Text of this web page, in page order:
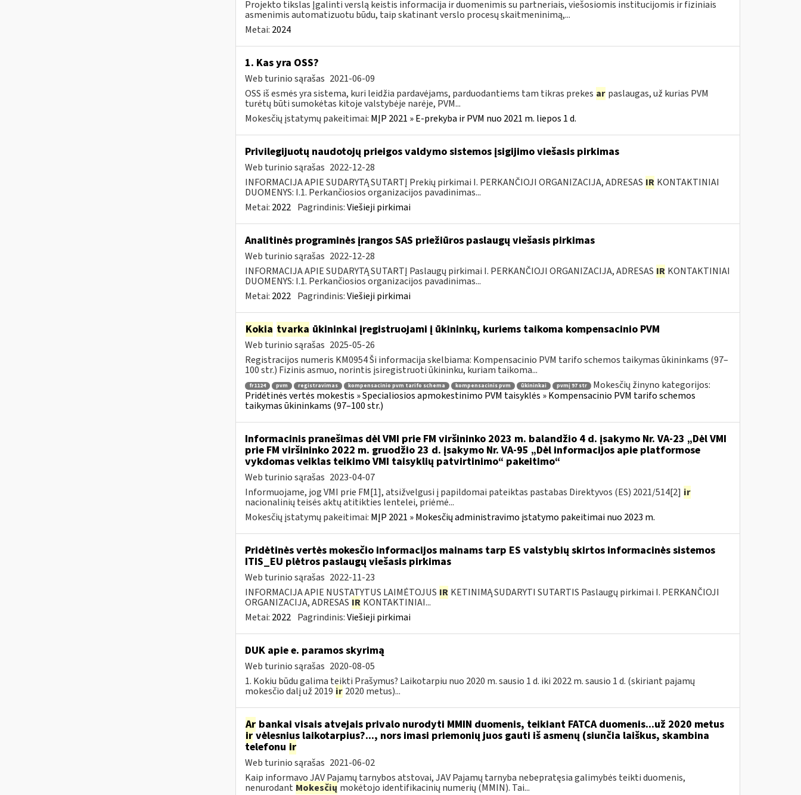
Projekto tikslas Įgalinti verslą keistis informacija ir duomenimis su partneriais, viešosiomis institucijomis ir fiziniais
asmenimis automatizuotu būdu, taip skatinant verslo procesų skaitmeninimą,...
Metai: 2024
1. Kas yra OSS?
Web turinio sąrašas 2021-06-09
OSS iš esmės yra sistema, kuri leidžia pardavėjams, parduodantiems tam tikras prekes ar paslaugas, už kurias PVM
turėtų būti sumokėtas kitoje valstybėje narėje, PVM...
Mokesčių įstatymų pakeitimai: MĮP 2021 » E-prekyba ir PVM nuo 2021 m. liepos 1 d.
Privilegijuotų naudotojų prieigos valdymo sistemos įsigijimo viešasis pirkimas
Web turinio sąrašas 2022-12-28
INFORMACIJA APIE SUDARYTĄ SUTARTĮ Prekių pirkimai I. PERKANČIOJI ORGANIZACIJA, ADRESAS IR KONTAKTINIAI
DUOMENYS: I.1. Perkančiosios organizacijos pavadinimas...
Metai: 2022 Pagrindinis:Viešieji pirkimai
Analitinės programinės įrangos SAS priežiūros paslaugų viešasis pirkimas
Web turinio sąrašas 2022-12-28
INFORMACIJA APIE SUDARYTĄ SUTARTĮ Paslaugų pirkimai I. PERKANČIOJI ORGANIZACIJA, ADRESAS IR KONTAKTINIAI
DUOMENYS: I.1. Perkančiosios organizacijos pavadinimas...
Metai: 2022 Pagrindinis:Viešieji pirkimai
Kokia tvarka ūkininkai įregistruojami į ūkininkų, kuriems taikoma kompensacinio PVM
Web turinio sąrašas 2025-05-26
Registracijos numeris KM0954 Ši informacija skelbiama: Kompensacinio PVM tarifo schemos taikymas ūkininkams (97–
100 str.) Fizinis asmuo, norintis įsiregistruoti ūkininku, kuriam taikoma...
fr1124 pvm registravimas kompensacinio pvm tarifo schema kompensacinis pvm ūkininkai pvmį 97 str
Mokesčių žinyno kategorijos:
Pridėtinės vertės mokestis » Specialiosios apmokestinimo PVM taisyklės » Kompensacinio PVM tarifo schemos
taikymas ūkininkams (97–100 str.)
Informacinis pranešimas dėl VMI prie FM viršininko 2023 m. balandžio 4 d. įsakymo Nr. VA-23 „Dėl VMI
prie FM viršininko 2022 m. gruodžio 23 d. įsakymo Nr. VA-95 „Dėl informacijos apie platformose
vykdomas veiklas teikimo VMI taisyklių patvirtinimo“ pakeitimo“
Web turinio sąrašas 2023-04-07
Informuojame, jog VMI prie FM[1], atsižvelgusi į papildomai pateiktas pastabas Direktyvos (ES) 2021/514[2] ir
nacionalinių teisės aktų atitikties lentelei, priėmė...
Mokesčių įstatymų pakeitimai: MĮP 2021 » Mokesčių administravimo įstatymo pakeitimai nuo 2023 m.
Pridėtinės vertės mokesčio informacijos mainams tarp ES valstybių skirtos informacinės sistemos
ITIS_EU plėtros paslaugų viešasis pirkimas
Web turinio sąrašas 2022-11-23
INFORMACIJA APIE NUSTATYTUS LAIMĖTOJUS IR KETINIMĄ SUDARYTI SUTARTIS Paslaugų pirkimai I. PERKANČIOJI
ORGANIZACIJA, ADRESAS IR KONTAKTINIAI...
Metai: 2022 Pagrindinis:Viešieji pirkimai
DUK apie e. paramos skyrimą
Web turinio sąrašas 2020-08-05
1. Kokiu būdu galima teikti Prašymus? Laikotarpiu nuo 2020 m. sausio 1 d. iki 2022 m. sausio 1 d. (skiriant pajamų
mokesčio dalį už 2019 ir 2020 metus)...
Arbankai visais atvejais privalo nurodyti MMIN duomenis, teikiant FATCA duomenis...už 2020 metus
irvėlesnius laikotarpius?..., nors imasi priemonių juos gauti iš asmenų (siunčia laiškus, skambina
telefonu ir
Web turinio sąrašas 2021-06-02
Kaip informavo JAV Pajamų tarnybos atstovai, JAV Pajamų tarnyba nebepratęsia galimybės teikti duomenis,
nenurodant Mokesčių mokėtojo identifikacinių numerių (MMIN). Tai...